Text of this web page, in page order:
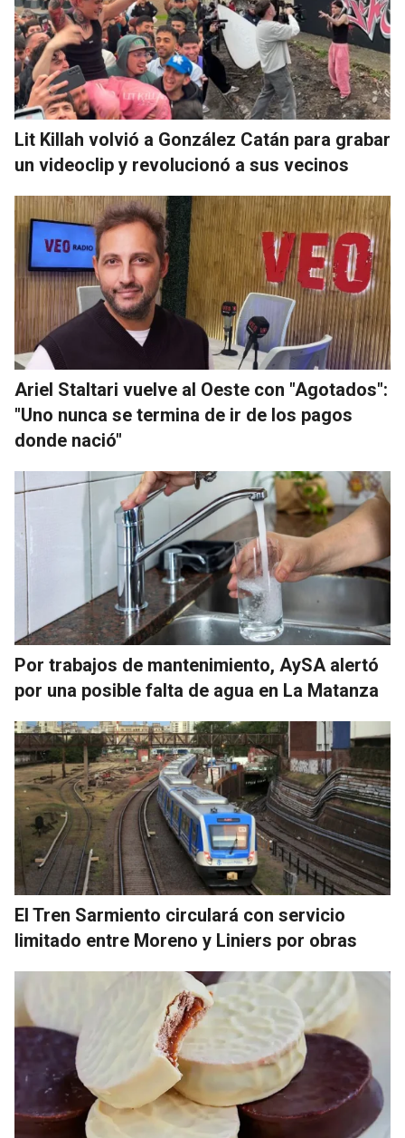
Lit Killah volvió a González Catán para grabar
un videoclip y revolucionó a sus vecinos
Ariel Staltari vuelve al Oeste con "Agotados":
"Uno nunca se termina de ir de los pagos
donde nació"
Por trabajos de mantenimiento, AySA alertó
por una posible falta de agua en La Matanza
El Tren Sarmiento circulará con servicio
limitado entre Moreno y Liniers por obras